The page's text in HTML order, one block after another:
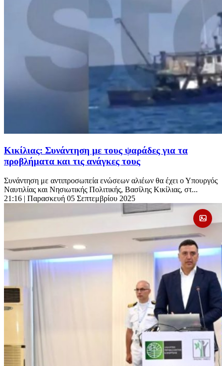
Κικίλιας: Συνάντηση με τους ψαράδες για τα
προβλήματα και τις ανάγκες τους
Συνάντηση με αντιπροσωπεία ενώσεων αλιέων θα έχει ο Υπουργός
Ναυτιλίας και Νησιωτικής Πολιτικής, Βασίλης Κικίλιας, στ...
21:16 | Παρασκευή 05 Σεπτεμβρίου 2025